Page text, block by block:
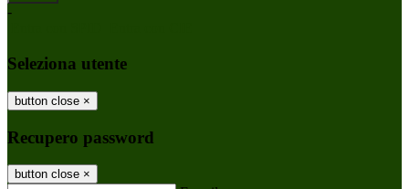
-
Seleziona utente
button close ×
Recupero password
button close ×